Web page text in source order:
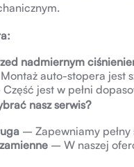
nadmiernym
auto-stopera jest
jest w pełni
nasz serwis?
– Zapewniamy
– W naszej